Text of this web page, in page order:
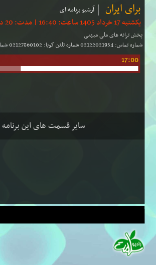
برای ایران آرشیو برنامه ای
یکشنبه 17 خرداد 1405 ساعت: 16:40 | مدت: 20 دقیقه
پخش ترانه های ملی میهنی
شماره تماس: 02122021954 شماره تلفن گویا: 02127860102 شماره پیامك: 30000102
17:00
سایر قسمت های این برنامه